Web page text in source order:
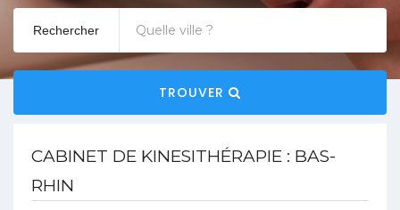
Rechercher
TROUVER
CABINET DE KINESITHÉRAPIE : BAS-
RHIN